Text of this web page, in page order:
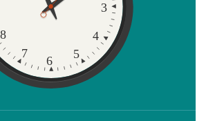
3
4
5
6
7
8